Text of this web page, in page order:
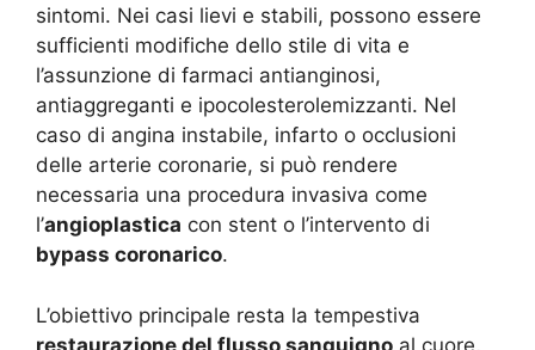
sintomi. Nei casi lievi e stabili, possono essere
sufficienti modifiche dello stile di vita e
l’assunzione di farmaci antianginosi,
antiaggreganti e ipocolesterolemizzanti. Nel
caso di angina instabile, infarto o occlusioni
delle arterie coronarie, si può rendere
necessaria una procedura invasiva come
l’angioplastica con stent o l’intervento di
bypass coronarico.
L’obiettivo principale resta la tempestiva
restaurazione del flusso sanguigno al cuore,